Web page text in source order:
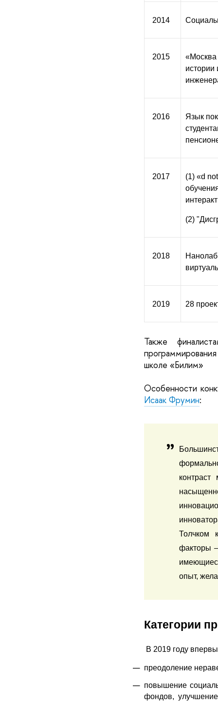
2014
2015
истории
2016
Язык
2017
(1) «d
(2)
2018
2019 28
Также
школе «Билим»
Исаак Фрумин:
Толчком
факторы
опыт,
Категории
В 2019 году
преодоление
повышение
фондов, улучшение